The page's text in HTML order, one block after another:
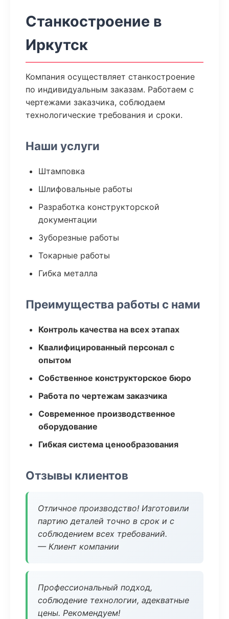
Станкостроение в
Иркутск
Компания осуществляет станкостроение
по индивидуальным заказам. Работаем с
чертежами заказчика, соблюдаем
технологические требования и сроки.
Наши услуги
Штамповка
Шлифовальные работы
Разработка конструкторской
документации
Зуборезные работы
Токарные работы
Гибка металла
Преимущества работы с нами
Контроль качества на всех этапах
Квалифицированный персонал с
опытом
Собственное конструкторское бюро
Работа по чертежам заказчика
Современное производственное
оборудование
Гибкая система ценообразования
Отзывы клиентов
Отличное производство! Изготовили
партию деталей точно в срок и с
соблюдением всех требований.
— Клиент компании
Профессиональный подход,
соблюдение технологии, адекватные
цены. Рекомендуем!